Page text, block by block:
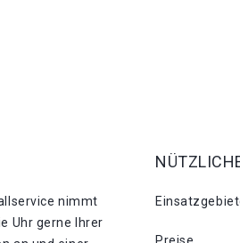
nimmt
Uhr gerne Ihrer